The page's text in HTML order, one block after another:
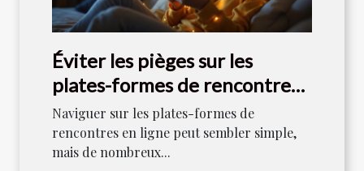
Éviter les pièges sur les
plates-formes de rencontres
en ligne
Naviguer sur les plates-formes de
rencontres en ligne peut sembler simple,
mais de nombreux...